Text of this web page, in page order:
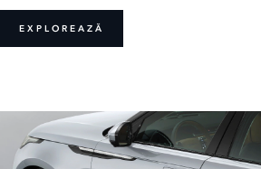
EXPLOREAZĂ